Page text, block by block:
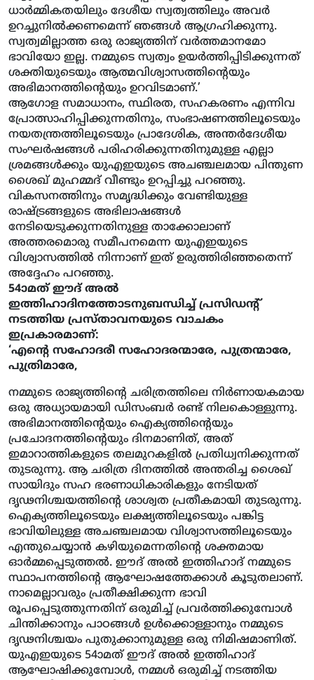
ധാര്‍മ്മികതയിലും ദേശീയ സ്വത്വത്തിലും അവര്‍
ഉറച്ചുനില്‍ക്കണമെന്ന് ഞങ്ങള്‍ ആഗ്രഹിക്കുന്നു.
സ്വത്വമില്ലാത്ത ഒരു രാജ്യത്തിന് വര്‍ത്തമാനമോ
ഭാവിയോ ഇല്ല. നമ്മുടെ സ്വത്വം ഉയര്‍ത്തിപ്പിടിക്കുന്നത്
ശക്തിയുടെയും ആത്മവിശ്വാസത്തിന്റെയും
അഭിമാനത്തിന്റെയും ഉറവിടമാണ്.’
ആഗോള സമാധാനം, സ്ഥിരത, സഹകരണം എന്നിവ
പ്രോത്സാഹിപ്പിക്കുന്നതിനും, സംഭാഷണത്തിലൂടെയും
നയതന്ത്രത്തിലൂടെയും പ്രാദേശിക, അന്തര്‍ദേശീയ
സംഘര്‍ഷങ്ങള്‍ പരിഹരിക്കുന്നതിനുമുള്ള എല്ലാ
ശ്രമങ്ങള്‍ക്കും യുഎഇയുടെ അചഞ്ചലമായ പിന്തുണ
ശൈഖ് മുഹമ്മദ് വീണ്ടും ഉറപ്പിച്ചു പറഞ്ഞു.
വികസനത്തിനും സമൃദ്ധിക്കും വേണ്ടിയുള്ള
രാഷ്ട്രങ്ങളുടെ അഭിലാഷങ്ങള്‍
നേടിയെടുക്കുന്നതിനുള്ള താക്കോലാണ്
അത്തരമൊരു സമീപനമെന്ന യുഎഇയുടെ
വിശ്വാസത്തില്‍ നിന്നാണ് ഇത് ഉരുത്തിരിഞ്ഞതെന്ന്
അദ്ദേഹം പറഞ്ഞു.
54ാമത് ഈദ് അല്‍
ഇത്തിഹാദിനത്തോടനുബന്ധിച്ച് പ്രസിഡന്റ്
നടത്തിയ പ്രസ്താവനയുടെ വാചകം
ഇപ്രകാരമാണ്:
‘എന്റെ സഹോദരീ സഹോദരന്മാരേ, പുത്രന്മാരേ,
പുത്രിമാരേ,
നമ്മുടെ രാജ്യത്തിന്റെ ചരിത്രത്തിലെ നിര്‍ണായകമായ
ഒരു അധ്യായമായി ഡിസംബര്‍ രണ്ട് നിലകൊള്ളുന്നു.
അഭിമാനത്തിന്റെയും ഐക്യത്തിന്റെയും
പ്രചോദനത്തിന്റെയും ദിനമാണിത്, അത്
ഇമാറാത്തികളുടെ തലമുറകളില്‍ പ്രതിധ്വനിക്കുന്നത്
തുടരുന്നു. ആ ചരിത്ര ദിനത്തില്‍ അന്തരിച്ച ശൈഖ്
സായിദും സഹ ഭരണാധികാരികളും നേടിയത്
ദൃഢനിശ്ചയത്തിന്റെ ശാശ്വത പ്രതീകമായി തുടരുന്നു.
ഐക്യത്തിലൂടെയും ലക്ഷ്യത്തിലൂടെയും പങ്കിട്ട
ഭാവിയിലുള്ള അചഞ്ചലമായ വിശ്വാസത്തിലൂടെയും
എന്തുചെയ്യാന്‍ കഴിയുമെന്നതിന്റെ ശക്തമായ
ഓര്‍മ്മപ്പെടുത്തല്‍. ഈദ് അല്‍ ഇത്തിഹാദ് നമ്മുടെ
സ്ഥാപനത്തിന്റെ ആഘോഷത്തേക്കാള്‍ കൂടുതലാണ്.
നാമെല്ലാവരും പ്രതീക്ഷിക്കുന്ന ഭാവി
രൂപപ്പെടുത്തുന്നതിന് ഒരുമിച്ച് പ്രവര്‍ത്തിക്കുമ്പോള്‍
ചിന്തിക്കാനും പാഠങ്ങള്‍ ഉള്‍ക്കൊള്ളാനും നമ്മുടെ
ദൃഢനിശ്ചയം പുതുക്കാനുമുള്ള ഒരു നിമിഷമാണിത്.
യുഎഇയുടെ 54ാമത് ഈദ് അല്‍ ഇത്തിഹാദ്
ആഘോഷിക്കുമ്പോള്‍, നമ്മള്‍ ഒരുമിച്ച് നടത്തിയ